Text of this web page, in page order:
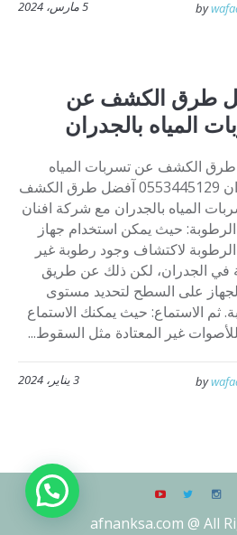
5 مارس، 2024 by
طرق الكشف عن
المياه بالجدران
الكشف عن تسربات المياه
بالجدران 0553445129 آفضل طرق الكشف
المياه بالجدران مع شركة افنان
حيث يمكن استخدام جهاز
لاكتشاف وجود رطوبة غير
في الجدران، لكن ذلك عن طريق
على السطح لتحديد مستوى
ثم الاستماع: حيث يمكنك الاستماع
للأصوات غير المعتادة مثل السقوط...
3 يناير، 2024 by
afnanksa.com @ All